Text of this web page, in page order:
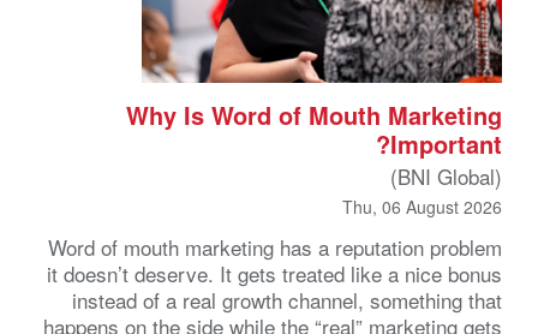
Why Is Word of Mouth Marketing
Important?
(BNI Global)
Thu, 06 August 2026
Word of mouth marketing has a reputation problem
it doesn’t deserve. It gets treated like a nice bonus
instead of a real growth channel, something that
happens on the side while the “real” marketing gets